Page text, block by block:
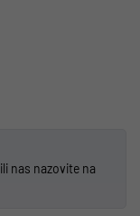
ili nas nazovite na